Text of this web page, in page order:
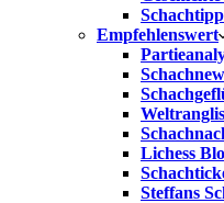
Empfehlenswert
Lichess
Steffans